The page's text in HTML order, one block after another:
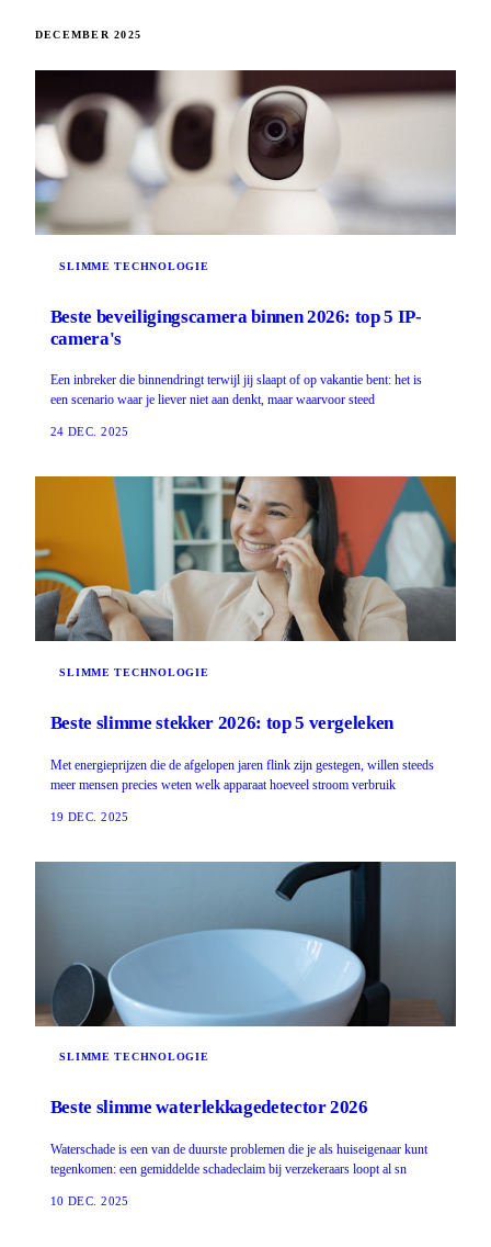
DECEMBER 2025
SLIMME TECHNOLOGIE
Beste beveiligingscamera binnen 2026: top 5 IP-
camera's
Een inbreker die binnendringt terwijl jij slaapt of op vakantie bent: het is
een scenario waar je liever niet aan denkt, maar waarvoor steed
24 DEC. 2025
SLIMME TECHNOLOGIE
Beste slimme stekker 2026: top 5 vergeleken
Met energieprijzen die de afgelopen jaren flink zijn gestegen, willen steeds
meer mensen precies weten welk apparaat hoeveel stroom verbruik
19 DEC. 2025
SLIMME TECHNOLOGIE
Beste slimme waterlekkagedetector 2026
Waterschade is een van de duurste problemen die je als huiseigenaar kunt
tegenkomen: een gemiddelde schadeclaim bij verzekeraars loopt al sn
10 DEC. 2025